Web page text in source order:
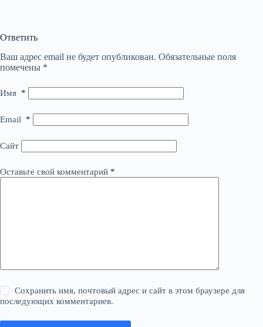
Ответить
Ваш адрес email не будет опубликован. Обязательные поля
помечены *
Имя *
Email *
Сайт
Оставьте свой комментарий *
Сохранить имя, почтовый адрес и сайт в этом браузере для
последующих комментариев.